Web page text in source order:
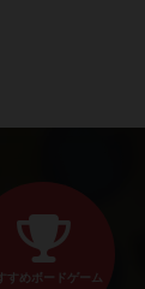
すめボードゲーム